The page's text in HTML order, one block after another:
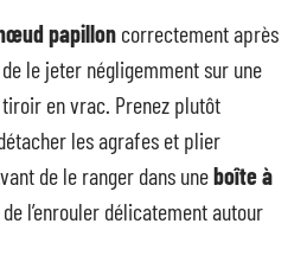
papillon correctement après
le jeter négligemment sur une
en vrac. Prenez plutôt
les agrafes et plier
de le ranger dans uneboîte à
l’enrouler délicatement autour